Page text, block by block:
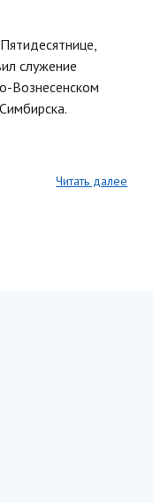
служение
Вознесенском
Читать далее